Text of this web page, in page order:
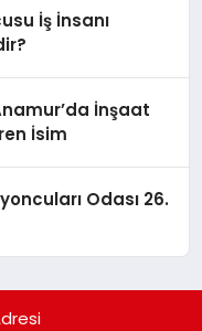
İş İnsanı
İnşaat
İsim
Odası 26.